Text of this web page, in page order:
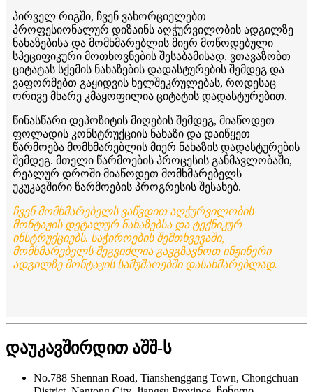
პირველ რიგში, ჩვენ ვახორციელებთ
პროფესიონალურ დიზაინს აღჭურვილობის ადგილზე
ნახაზებისა და მომხმარებლის მიერ მოწოდებული
სპეციფიკური მოთხოვნების შესაბამისად, ვთავაზობთ
ციტატას სქემის ნახაზების დადასტურების შემდეგ და
ვაფორმებთ გაყიდვის ხელშეკრულებას, როდესაც
ორივე მხარე კმაყოფილია ციტატის დადასტურებით.
წინასწარი დეპოზიტის მიღების შემდეგ, მიაწოდეთ
ფოლადის კონსტრუქციის ნახაზი და დაიწყეთ
წარმოება მომხმარებლის მიერ ნახაზის დადასტურების
შემდეგ. მთელი წარმოების პროცესის განმავლობაში,
რეალურ დროში მიაწოდეთ მომხმარებელს
უკუკავშირი წარმოების პროგრესის შესახებ.
ჩვენ მომხმარებელს ვაწვდით აღჭურვილობის
მონტაჟის დეტალურ ნახაზებსა და ტექნიკურ
ინსტრუქციებს. საჭიროების შემთხვევაში,
მომხმარებელს შეგვიძლია გავგზავნოთ ინჟინერი
ადგილზე მონტაჟის სამუშაოებში დასახმარებლად.
დაუკავშირდით აშშ-ს
No.788 Shennan Road, Tianshenggang Town, Chongchuan